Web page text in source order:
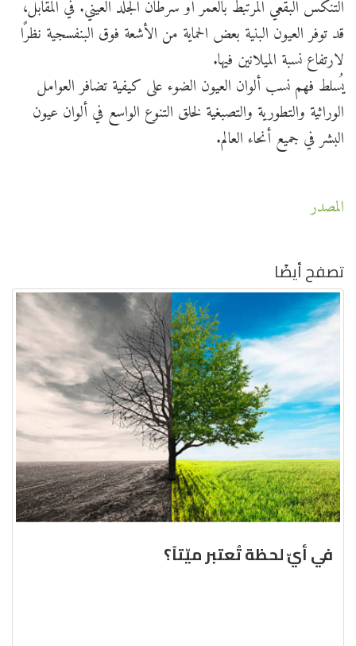
التنكس البقعي المرتبط بالعمر أو سرطان الجلد العيني. في المقابل،
قد توفر العيون البنية بعض الحماية من الأشعة فوق البنفسجية نظرًا
لارتفاع نسبة الميلانين فيها.
يُسلط فهم نسب ألوان العيون الضوء على كيفية تضافر العوامل
الوراثية والتطورية والتصبغية لخلق التنوع الواسع في ألوان عيون
البشر في جميع أنحاء العالم.
المصدر
تصفح أيضًا
في أيّ لحظة تُعتبر ميّتاً؟